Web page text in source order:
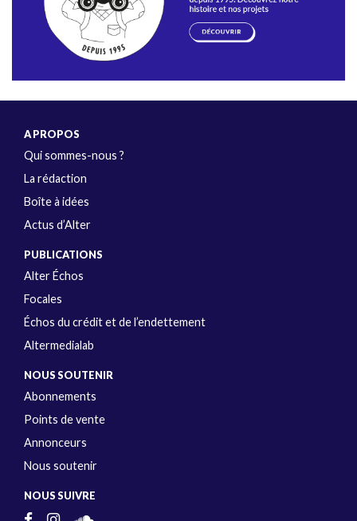
A PROPOS
Qui sommes-nous ?
La rédaction
Boîte à idées
Actus d’Alter
PUBLICATIONS
Alter Échos
Focales
Échos du crédit et de l’endettement
Altermedialab
NOUS SOUTENIR
Abonnements
Points de vente
Annonceurs
Nous soutenir
NOUS SUIVRE